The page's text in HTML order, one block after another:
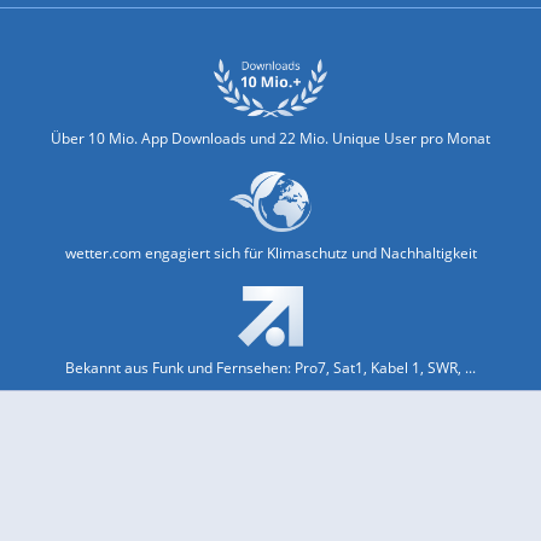
Über 10 Mio. App Downloads und 22 Mio. Unique User pro Monat
wetter.com engagiert sich für Klimaschutz und Nachhaltigkeit
Bekannt aus Funk und Fernsehen: Pro7, Sat1, Kabel 1, SWR, ...